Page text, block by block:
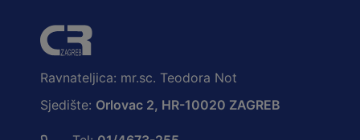
Ravnateljica: mr.sc. Teodora Not
Sjedište: Orlovac 2, HR-10020 ZAGREB